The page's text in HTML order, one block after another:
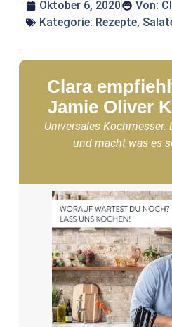
Oktober 6, 2020 Von:
Kategorie: Rezepte,
Clara
Jamie Oliver
Universales Kochmesser.
und macht was es